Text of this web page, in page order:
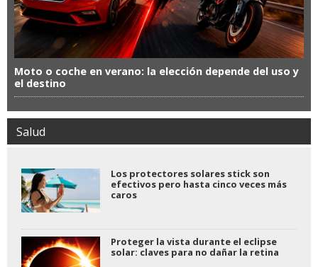
Moto o coche en verano: la elección depende del uso y
el destino
Salud
Los protectores solares stick son
efectivos pero hasta cinco veces más
caros
Proteger la vista durante el eclipse
solar: claves para no dañar la retina